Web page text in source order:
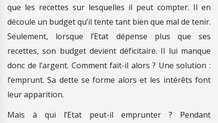
que les recettes sur lesquelles il peut compter. Il en
découle un budget qu’il tente tant bien que mal de tenir.
Seulement, lorsque l’Etat dépense plus que ses
recettes, son budget devient déficitaire. Il lui manque
donc de l’argent. Comment fait-il alors ? Une solution :
l’emprunt. Sa dette se forme alors et les intérêts font
leur apparition.
Mais à qui l’Etat peut-il emprunter ? Pendant